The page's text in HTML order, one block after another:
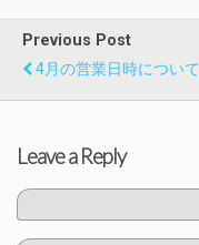
Previous Post
4月の営業日時について
Leave a Reply